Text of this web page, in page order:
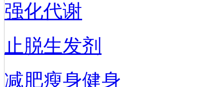
强化代谢
止脱生发剂
减肥瘦身健身